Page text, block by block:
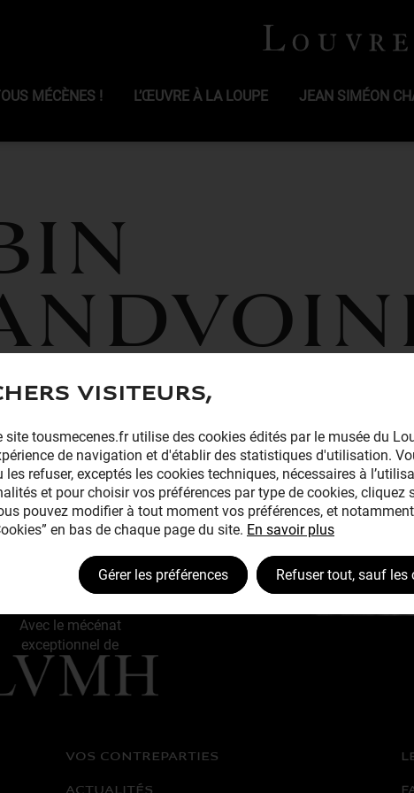
MÉCÈNES !
L’ŒUVRE À LA LOUPE JEAN SIMÉON
Avec le mécénat
exceptionnel de
VOS CONTREPARTIES
visiteurs,
site tousmecenes.fr utilise des cookies édités par le musée du
de navigation et d'établir des statistiques d'utilisation.
les refuser, exceptés les cookies techniques, nécessaires à
et pour choisir vos préférences par type de cookies, cliquez
pouvez modifier à tout moment vos préférences, et
en bas de chaque page du site. En savoir plus
Gérer les préférences Refuser tout, sauf